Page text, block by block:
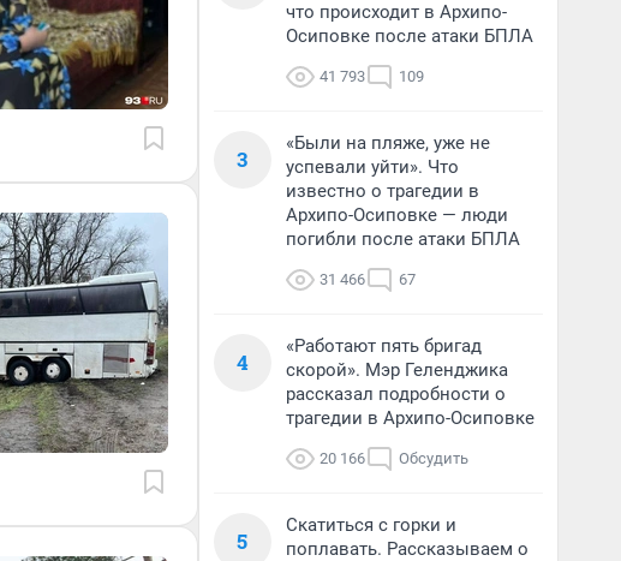
что происходит в Архипо-
Осиповке после атаки БПЛА
41 793 109
3
«Были на пляже, уже не
успевали уйти». Что
известно о трагедии в
Архипо-Осиповке — люди
погибли после атаки БПЛА
31 466 67
4
«Работают пять бригад
скорой». Мэр Геленджика
рассказал подробности о
трагедии в Архипо-Осиповке
20 166 Обсудить
5
Скатиться с горки и
поплавать. Рассказываем о